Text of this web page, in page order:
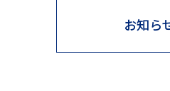
お知ら